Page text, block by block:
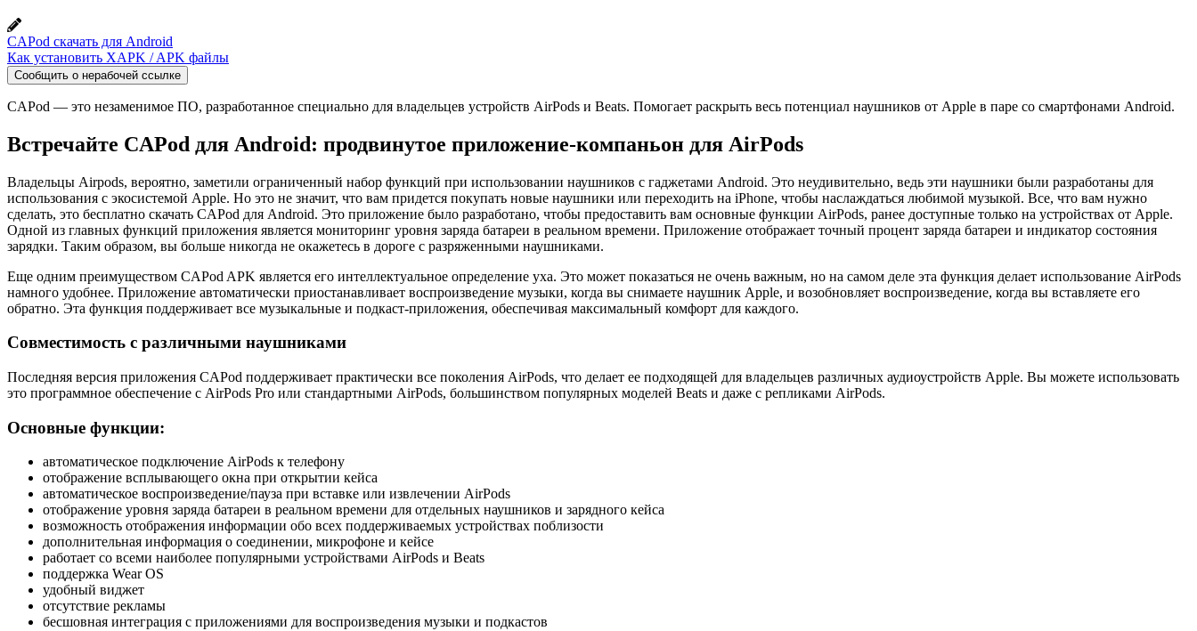
CAPod скачать для Android
Как установить XAPK / APK файлы
Сообщить о нерабочей ссылке
CAPod — это незаменимое ПО, разработанное специально для владельцев устройств AirPods и Beats. Помогает раскрыть весь потенциал наушников от Apple в паре со смартфонами Android.
Встречайте CAPod для Android: продвинутое приложение-компаньон для AirPods
Владельцы Airpods, вероятно, заметили ограниченный набор функций при использовании наушников с гаджетами Android. Это неудивительно, ведь эти наушники были разработаны для
использования с экосистемой Apple. Но это не значит, что вам придется покупать новые наушники или переходить на iPhone, чтобы наслаждаться любимой музыкой. Все, что вам нужно
сделать, это бесплатно скачать CAPod для Android. Это приложение было разработано, чтобы предоставить вам основные функции AirPods, ранее доступные только на устройствах от Apple.
Одной из главных функций приложения является мониторинг уровня заряда батареи в реальном времени. Приложение отображает точный процент заряда батареи и индикатор состояния
зарядки. Таким образом, вы больше никогда не окажетесь в дороге с разряженными наушниками.
Еще одним преимуществом CAPod APK является его интеллектуальное определение уха. Это может показаться не очень важным, но на самом деле эта функция делает использование AirPods
намного удобнее. Приложение автоматически приостанавливает воспроизведение музыки, когда вы снимаете наушник Apple, и возобновляет воспроизведение, когда вы вставляете его
обратно. Эта функция поддерживает все музыкальные и подкаст-приложения, обеспечивая максимальный комфорт для каждого.
Совместимость с различными наушниками
Последняя версия приложения CAPod поддерживает практически все поколения AirPods, что делает ее подходящей для владельцев различных аудиоустройств Apple. Вы можете использовать
это программное обеспечение с AirPods Pro или стандартными AirPods, большинством популярных моделей Beats и даже с репликами AirPods.
Основные функции:
автоматическое подключение AirPods к телефону
отображение всплывающего окна при открытии кейса
автоматическое воспроизведение/пауза при вставке или извлечении AirPods
отображение уровня заряда батареи в реальном времени для отдельных наушников и зарядного кейса
возможность отображения информации обо всех поддерживаемых устройствах поблизости
дополнительная информация о соединении, микрофоне и кейсе
работает со всеми наиболее популярными устройствами AirPods и Beats
поддержка Wear OS
удобный виджет
отсутствие рекламы
бесшовная интеграция с приложениями для воспроизведения музыки и подкастов